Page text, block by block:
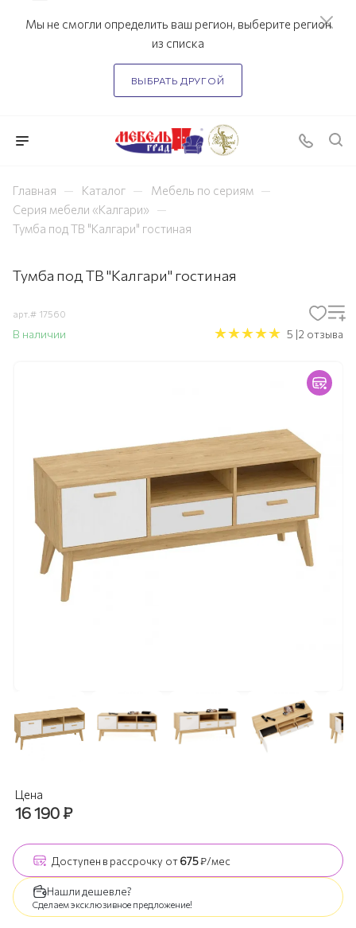
Мы не смогли определить ваш регион, выберите регион
из списка
ВЫБРАТЬ ДРУГОЙ
Главная — Каталог — Мебель по сериям —
Серия мебели «Калгари» —
Тумба под ТВ "Калгари" гостиная
Тумба под ТВ "Калгари" гостиная
арт.# 17560
В наличии 5 |2 отзыва
Цена
16 190₽
Доступен в рассрочку от675₽/мес
Нашли дешевле?
Сделаем эксклюзивное предложение!